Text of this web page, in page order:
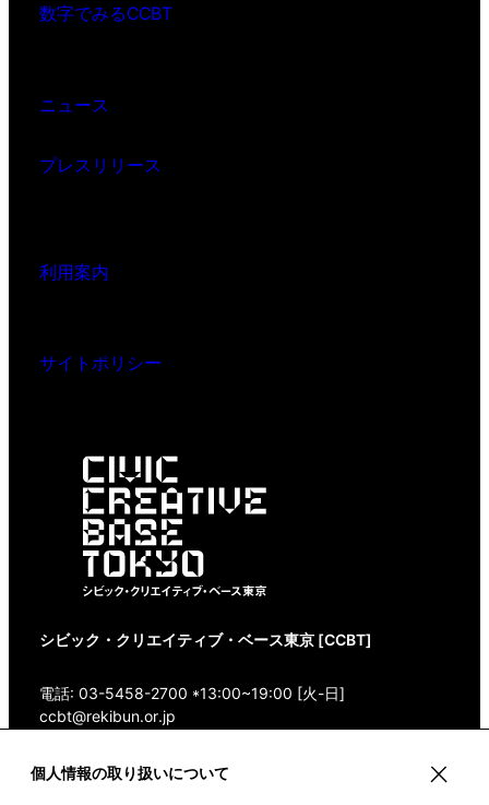
個人情報の取り扱いについて
数字でみるCCBT
ニュース
プレスリリース
利用案内
サイトポリシー
シビック・クリエイティブ・ベース東京 [CCBT]
電話: 03-5458-2700 *13:00~19:00 [火-日]
ccbt@rekibun.or.jp
〒150-0001 東京都渋谷区神宮前1-14-4 1/1(ONE)